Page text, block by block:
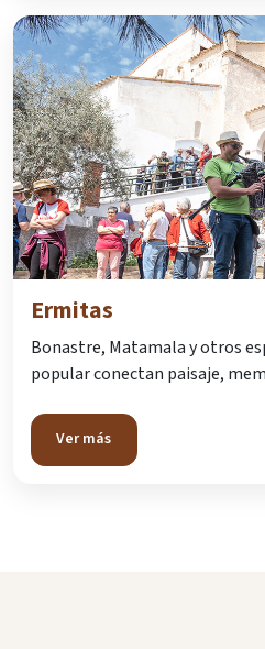
Ermitas
Bonastre, Matamala y otros
popular conectan paisaje,
Ver más